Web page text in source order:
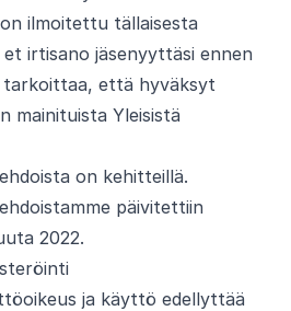
ilmoitettu tällaisesta
irtisano jäsenyyttäsi ennen
tarkoittaa, että hyväksyt
mainituista Yleisistä
on kehitteillä.
päivitettiin
2022.
ja käyttö edellyttää